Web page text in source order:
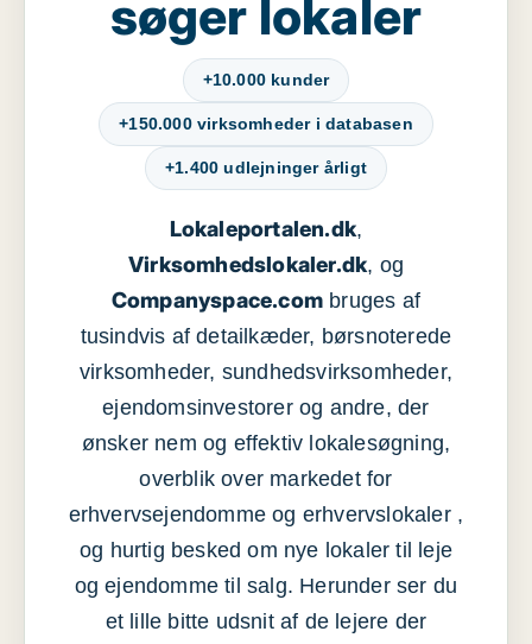
søger lokaler
+10.000 kunder
+150.000 virksomheder i databasen
+1.400 udlejninger årligt
Lokaleportalen.dk,
Virksomhedslokaler.dk, og
Companyspace.com bruges af
tusindvis af detailkæder, børsnoterede
virksomheder, sundhedsvirksomheder,
ejendomsinvestorer og andre, der
ønsker nem og effektiv lokalesøgning,
overblik over markedet for
erhvervsejendomme og erhvervslokaler ,
og hurtig besked om nye lokaler til leje
og ejendomme til salg. Herunder ser du
et lille bitte udsnit af de lejere der